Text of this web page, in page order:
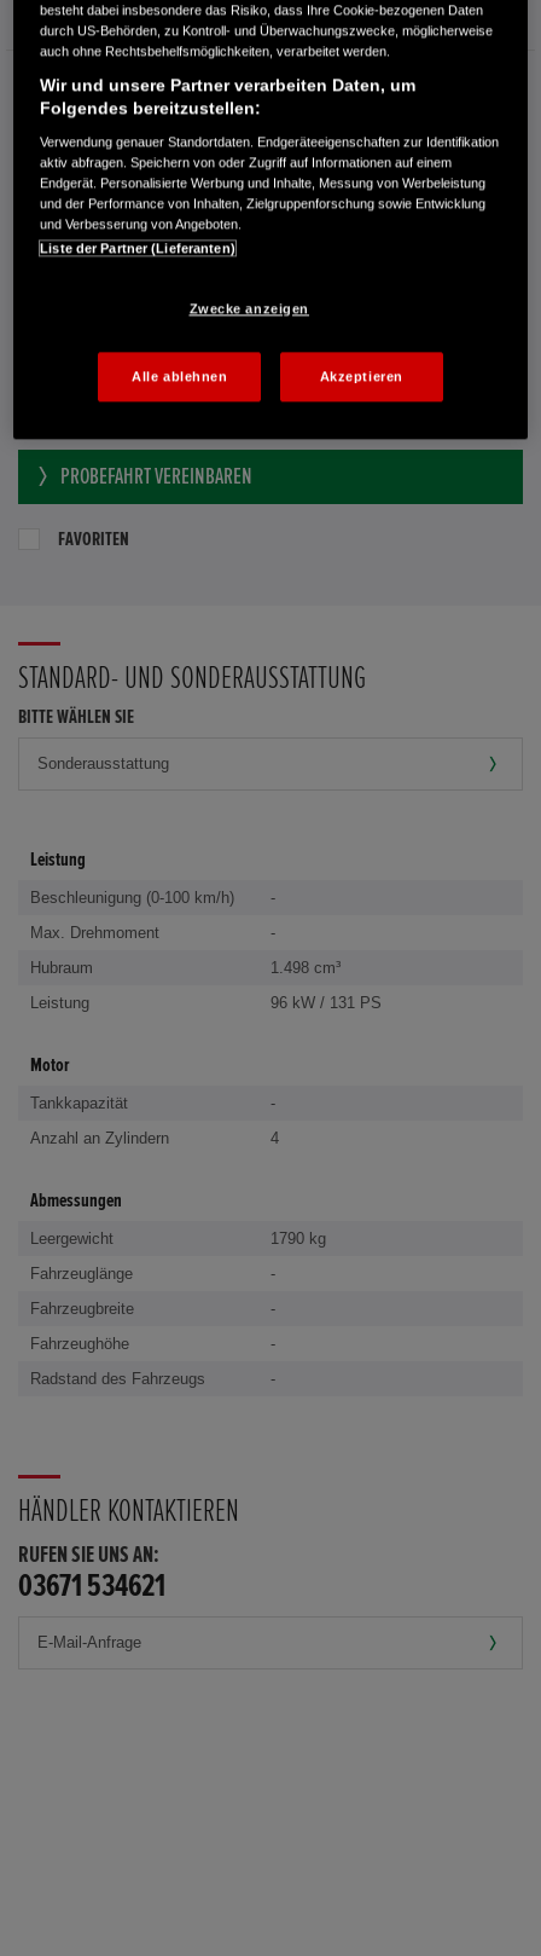
Garantie
RUDOLPH AUTOMOBILE GMBH
Am Cröstener Weg 2
RUFEN SIE UNS AN:
03671 534621
Händler kontaktieren
E-MAIL-ANFRAGE
PROBEFAHRT VEREINBAREN
FAVORITEN
STANDARD- UND SONDERAUSSTATTUNG
BITTE WÄHLEN SIE
Leistung
Beschleunigung (0-100 km/h)
-
Max. Drehmoment
-
Hubraum
1.498 cm³
Leistung
96 kW / 131 PS
Motor
Tankkapazität
-
Anzahl an Zylindern
4
Abmessungen
Leergewicht
1790 kg
Fahrzeuglänge
-
Fahrzeugbreite
-
Fahrzeughöhe
-
Radstand des Fahrzeugs
-
HÄNDLER KONTAKTIEREN
RUFEN SIE UNS AN:
03671 534621
besteht dabei insbesondere das Risiko, dass Ihre Cookie-bezogenen Daten
durch US-Behörden, zu Kontroll- und Überwachungszwecke, möglicherweise
auch ohne Rechtsbehelfsmöglichkeiten, verarbeitet werden.
Wir und unsere Partner verarbeiten Daten, um
Folgendes bereitzustellen:
Verwendung genauer Standortdaten. Endgeräteeigenschaften zur Identifikation
aktiv abfragen. Speichern von oder Zugriff auf Informationen auf einem
Endgerät. Personalisierte Werbung und Inhalte, Messung von Werbeleistung
und der Performance von Inhalten, Zielgruppenforschung sowie Entwicklung
und Verbesserung von Angeboten.
Liste der Partner (Lieferanten)
Zwecke anzeigen
Alle ablehnen Akzeptieren